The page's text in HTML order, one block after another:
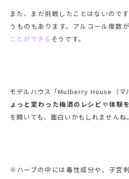
また、まだ挑戦したことはないのです
うものもあります。アルコール度数
ことができる そうです。
モデルハウス「Mulberry House（マ
ょっと変わった梅酒のレシピ や体験
を開いても、面白いかもしれませんね。
※ハーブの中には毒性成分や、子宮